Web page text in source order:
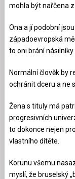
mohla být nařčena
Ona a jí podobní
západoevropská
to oni brání násilníky
Normální člověk by
ochránit dceru a ne
Žena s tituly má
progresivních
to dokonce nejen
vlastního dítěte.
Korunu všemu
myslí, že bruselský